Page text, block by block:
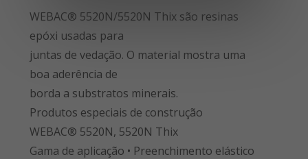
WEBAC® 5520N/5520N Thix são resinas
epóxi usadas para
juntas de vedação. O material mostra uma
boa aderência de
borda a substratos minerais.
Produtos especiais de construção
WEBAC® 5520N, 5520N Thix
Gama de aplicação • Preenchimento elástico